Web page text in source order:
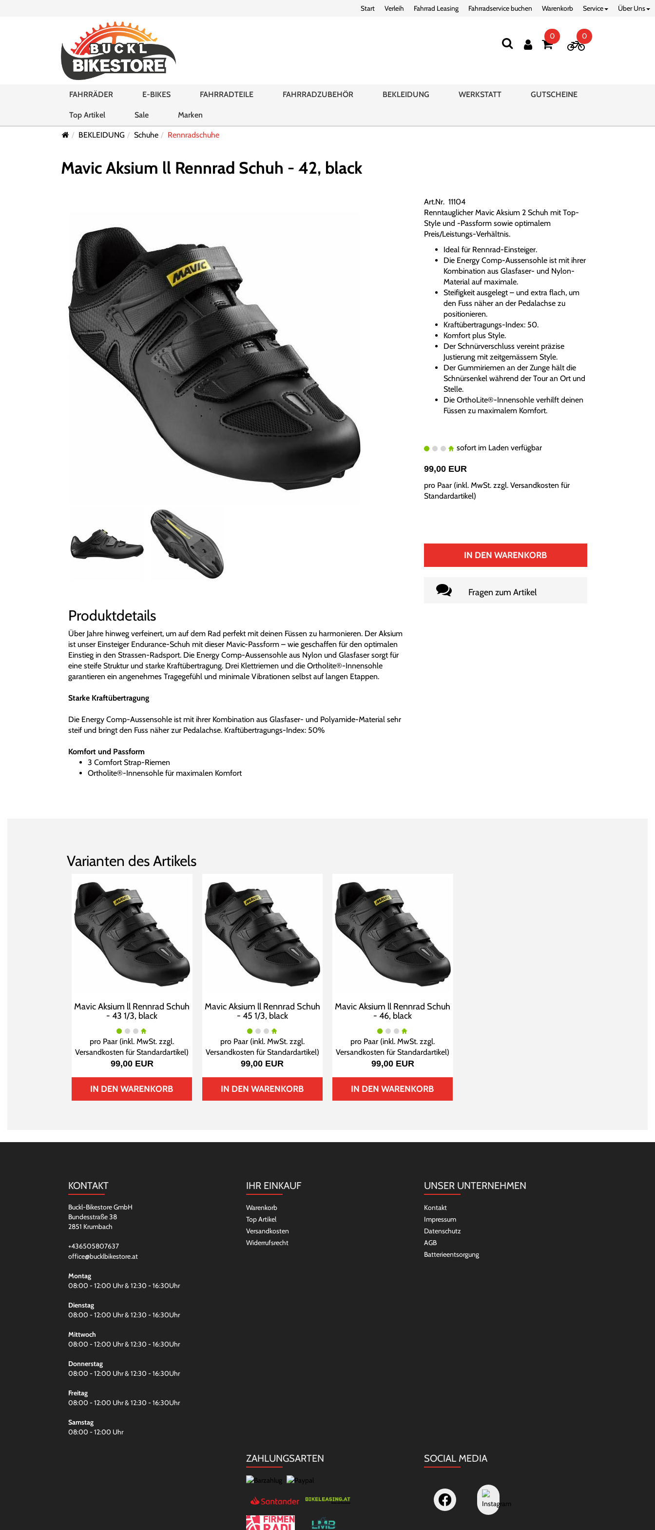
Start Verleih Fahrrad Leasing Fahrradservice buchen Warenkorb Service Über Uns
0 0
FAHRRÄDER E-BIKES FAHRRADTEILE FAHRRADZUBEHÖR BEKLEIDUNG WERKSTATT GUTSCHEINE
Top Artikel Sale Marken
BEKLEIDUNG Schuhe Rennradschuhe
Mavic Aksium ll Rennrad Schuh - 42, black
Produktdetails
Über Jahre hinweg verfeinert, um auf dem Rad perfekt mit deinen Füssen zu harmonieren. Der Aksium
ist unser Einsteiger Endurance-Schuh mit dieser Mavic-Passform – wie geschaffen für den optimalen
Einstieg in den Strassen-Radsport. Die Energy Comp-Aussensohle aus Nylon und Glasfaser sorgt für
eine steife Struktur und starke Kraftübertragung. Drei Klettriemen und die Ortholite®-Innensohle
garantieren ein angenehmes Tragegefühl und minimale Vibrationen selbst auf langen Etappen.
Starke Kraftübertragung
Die Energy Comp-Aussensohle ist mit ihrer Kombination aus Glasfaser- und Polyamide-Material sehr
steif und bringt den Fuss näher zur Pedalachse. Kraftübertragungs-Index: 50%
Komfort und Passform
3 Comfort Strap-Riemen
Ortholite®-Innensohle für maximalen Komfort
Art.Nr. 11104
Renntauglicher Mavic Aksium 2 Schuh mit Top-
Style und -Passform sowie optimalem
Preis/Leistungs-Verhältnis.
Ideal für Rennrad-Einsteiger.
Die Energy Comp-Aussensohle ist mit ihrer
Kombination aus Glasfaser- und Nylon-
Material auf maximale.
Steifigkeit ausgelegt – und extra flach, um
den Fuss näher an der Pedalachse zu
positionieren.
Kraftübertragungs-Index: 50.
Komfort plus Style.
Der Schnürverschluss vereint präzise
Justierung mit zeitgemässem Style.
Der Gummiriemen an der Zunge hält die
Schnürsenkel während der Tour an Ort und
Stelle.
Die OrthoLite®-Innensohle verhilft deinen
Füssen zu maximalem Komfort.
sofort im Laden verfügbar
99,00 EUR
pro Paar (inkl. MwSt. zzgl. Versandkosten für
Standardartikel)
IN DEN WARENKORB
Fragen zum Artikel
Varianten des Artikels
Mavic Aksium ll Rennrad Schuh
- 43 1/3, black
pro Paar (inkl. MwSt. zzgl.
Versandkosten für Standardartikel)
99,00 EUR
IN DEN WARENKORB
Mavic Aksium ll Rennrad Schuh
- 45 1/3, black
pro Paar (inkl. MwSt. zzgl.
Versandkosten für Standardartikel)
99,00 EUR
IN DEN WARENKORB
Mavic Aksium ll Rennrad Schuh
- 46, black
pro Paar (inkl. MwSt. zzgl.
Versandkosten für Standardartikel)
99,00 EUR
IN DEN WARENKORB
KONTAKT
Buckl-Bikestore GmbH
Bundesstraße 38
2851 Krumbach
+436505807637
office@bucklbikestore.at
Montag
08:00 - 12:00 Uhr & 12:30 - 16:30Uhr
Dienstag
08:00 - 12:00 Uhr & 12:30 - 16:30Uhr
Mittwoch
08:00 - 12:00 Uhr & 12:30 - 16:30Uhr
Donnerstag
08:00 - 12:00 Uhr & 12:30 - 16:30Uhr
Freitag
08:00 - 12:00 Uhr & 12:30 - 16:30Uhr
Samstag
08:00 - 12:00 Uhr
IHR EINKAUF
Warenkorb
Top Artikel
Versandkosten
Widerrufsrecht
UNSER UNTERNEHMEN
Kontakt
Impressum
Datenschutz
AGB
Batterieentsorgung
ZAHLUNGSARTEN SOCIAL MEDIA